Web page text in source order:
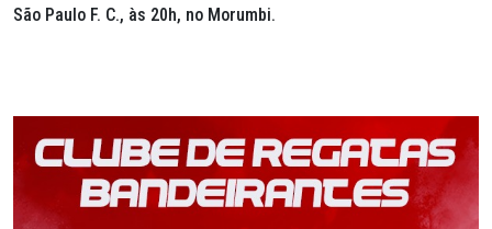
São Paulo F. C., às 20h, no Morumbi.